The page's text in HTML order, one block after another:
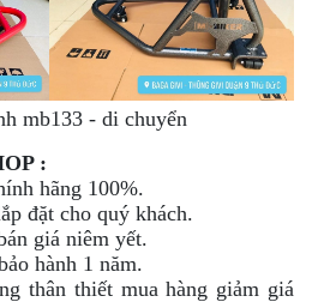
mb133 - di chuyển
:
hãng 100%.
đặt cho quý khách.
giá niêm yết.
hành 1 năm.
thân thiết mua hàng giảm giá